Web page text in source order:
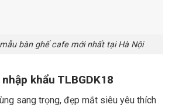
bàn ghế cafe mới nhất tại Hà Nội
khẩu TLBGDK18
sang trọng, đẹp mắt siêu yêu thích